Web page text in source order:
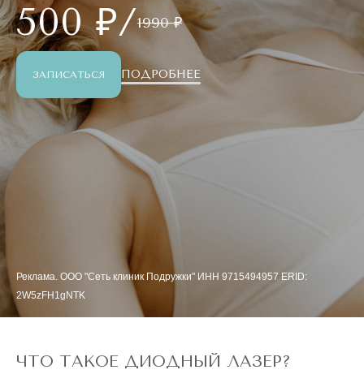
500 ₽/1990 ₽
ЗАПИСАТЬСЯ ПОДРОБНЕЕ
Реклама. ООО "Сеть клиник Подружки" ИНН 9715494957 ERID:
2W5zFH1gNTK
ЧТО ТАКОЕ ДИОДНЫЙ ЛАЗЕР?